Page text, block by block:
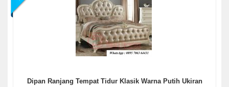
Dipan Ranjang Tempat Tidur Klasik Warna Putih Ukiran